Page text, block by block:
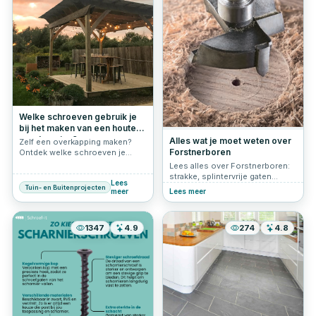
zijn ze ideaal voor zowel
nieuwbouw als
renovatieprojecten. Maar om de
platen goed te bevestigen, zijn
de juiste damwandschroeven
essentieel. In dit artikel leggen
we uit wat damwandplaten zijn,
welke schroeven je nodig hebt
en waar je op moet letten bij de
keuze van de juiste bevestiging.
Welke schroeven gebruik je
bij het maken van een houten
overkapping?
Zelf een overkapping maken?
Ontdek welke schroeven je
Ultimate Shield, en waarom
tellerkopschroeven ideaal zijn.
Tuin- en Buitenprojecten
Lees
meer
Alles wat je moet weten over
Forstnerboren
Lees alles over Forstnerboren:
strakke, splintervrije gaten
boren in hout en HPL platen.
Lees meer
1347 4.9 274 4.8